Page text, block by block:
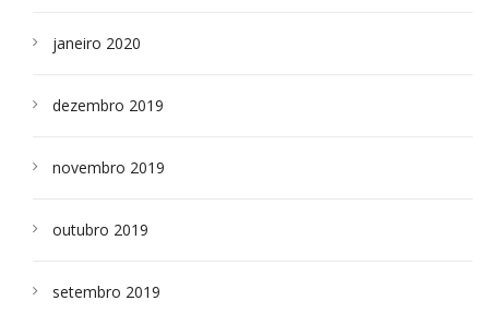
janeiro 2020
dezembro 2019
novembro 2019
outubro 2019
setembro 2019